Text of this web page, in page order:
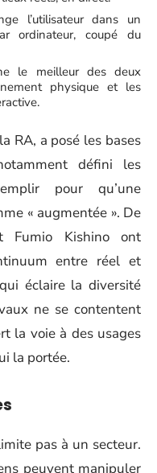
l’utilisateur dans un
ordinateur, coupé du
le meilleur des deux
physique et les
RA, a posé les bases
défini les
pour qu’une
« augmentée ». De
Fumio Kishino ont
entre réel et
éclaire la diversité
ne se contentent
la voie à des usages
la portée.
pas à un secteur.
peuvent manipuler